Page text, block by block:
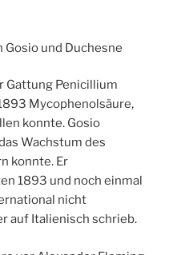
und Duchesne
Gattung Penicillium
Mycophenolsäure,
konnte. Gosio
Wachstum des
konnte. Er
1893 und noch einmal
nicht
auf Italienisch schrieb.